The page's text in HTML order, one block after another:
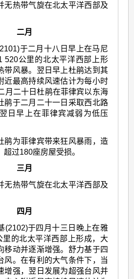
无热带气旋在北太平洋西部及
二月
于二月十八日早上在马尼
520公里的北太平洋西部上形
带风暴。翌日早上杜鹃达到其
近最高持续风速估计为每小时
月二十日杜鹃在菲律宾以东海
鹃于二月二十一日采取西北路
日早上在菲律宾减弱为低压
鹃为菲律宾带来狂风暴雨，造
过180座房屋受损。
三月
无热带气旋在北太平洋西部及
四月
(2102)于四月十三日晚上在雅
里的北太平洋西部上形成，大
移动并逐渐增强。舒力基于四
风。在有利的大气条件下，当
增强，翌日发展为超强台风并